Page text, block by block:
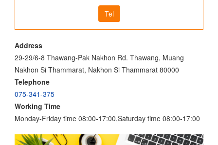
Tel
Address
29-29/6-8 Thawang-Pak Nakhon Rd. Thawang, Muang
Nakhon Si Thammarat, Nakhon Si Thammarat 80000
Telephone
075-341-375
Working Time
Monday-Friday time 08:00-17:00,Saturday time 08:00-17:00